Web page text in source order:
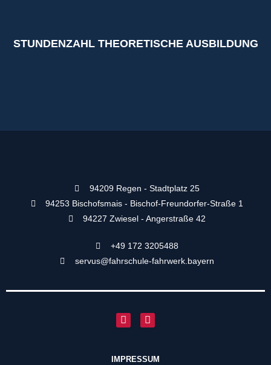
STUNDENZAHL THEORETISCHE AUSBILDUNG
94209 Regen - Stadtplatz 25
94253 Bischofsmais - Bischof-Freundorfer-Straße 1
94227 Zwiesel -Angerstraße 42
+49 172 3205488
servus@fahrschule-fahrwerk.bayern
IMPRESSUM